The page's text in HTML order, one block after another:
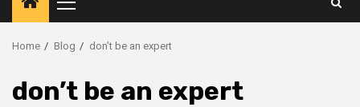
Primary
Menu
Home Blog don’t be an expert
don’t be an expert